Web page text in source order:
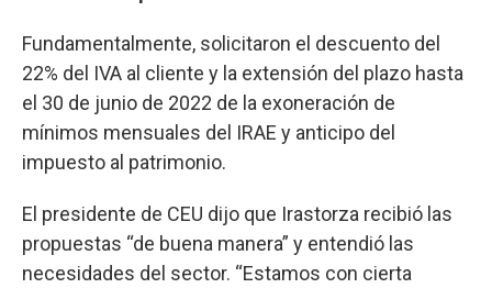
Fundamentalmente, solicitaron el descuento del
22% del IVA al cliente y la extensión del plazo hasta
el 30 de junio de 2022 de la exoneración de
mínimos mensuales del IRAE y anticipo del
impuesto al patrimonio.
El presidente de CEU dijo que Irastorza recibió las
propuestas “de buena manera” y entendió las
necesidades del sector. “Estamos con cierta